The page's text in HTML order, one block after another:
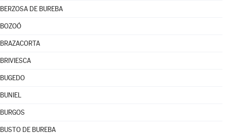
BERZOSA DE BUREBA
BOZOÓ
BRAZACORTA
BRIVIESCA
BUGEDO
BUNIEL
BURGOS
BUSTO DE BUREBA